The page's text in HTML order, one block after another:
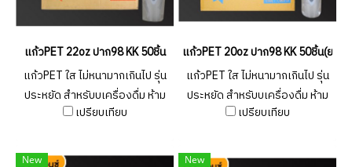
แก้วPET 22oz ปาก98 KK 50ชิ้น
แก้วPET ใส ไม่หนามากเกินไป รุ่น
ประหยัด สำหรับบเครื่องดื่ม ห้าม
ใส่ของร้อน ควรใช้เพียงครั้งเดียว
เปรียบเทียบ
แก้วPET 20oz ปาก98 KK 50ชิ้น(ยก
แก้วPET ใส ไม่หนามากเกินไป รุ่น
ประหยัด สำหรับบเครื่องดื่ม ห้าม
ใส่ของร้อน ควรใช้เพียงครั้งเดียว
เปรียบเทียบ
New New